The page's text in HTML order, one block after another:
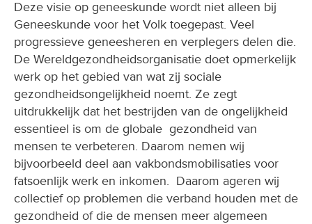
Deze visie op geneeskunde wordt niet alleen bij
Geneeskunde voor het Volk toegepast. Veel
progressieve geneesheren en verplegers delen die.
De Wereldgezondheidsorganisatie doet opmerkelijk
werk op het gebied van wat zij sociale
gezondheidsongelijkheid noemt. Ze zegt
uitdrukkelijk dat het bestrijden van de ongelijkheid
essentieel is om de globale gezondheid van
mensen te verbeteren. Daarom nemen wij
bijvoorbeeld deel aan vakbondsmobilisaties voor
fatsoenlijk werk en inkomen. Daarom ageren wij
collectief op problemen die verband houden met de
gezondheid of die de mensen meer algemeen